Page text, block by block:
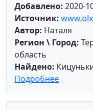
Добавлено: 2020-
Источник:
Автор: Наталя
Регион \ Город:
область
Найдено:
Подробнее